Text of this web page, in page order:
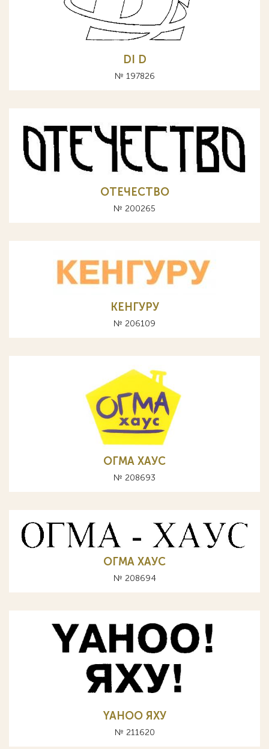
DI D
№ 197826
ОТЕЧЕСТВО
№ 200265
КЕНГУРУ
№ 206109
ОГМА ХАУС
№ 208693
ОГМА ХАУС
№ 208694
YAHOO ЯХУ
№ 211620